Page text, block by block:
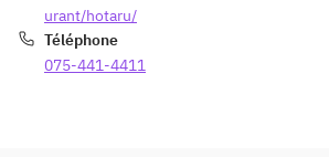
urant/hotaru/
Téléphone
075-441-4411